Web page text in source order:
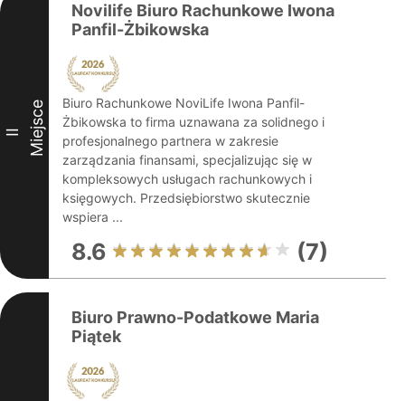
II Miejsce
Novilife Biuro Rachunkowe Iwona
Panfil-Żbikowska
Biuro Rachunkowe NoviLife Iwona Panfil-
Żbikowska to firma uznawana za solidnego i
profesjonalnego partnera w zakresie
zarządzania finansami, specjalizując się w
kompleksowych usługach rachunkowych i
księgowych. Przedsiębiorstwo skutecznie
wspiera ...
8.6 (7)
Biuro Prawno-Podatkowe Maria
Piątek